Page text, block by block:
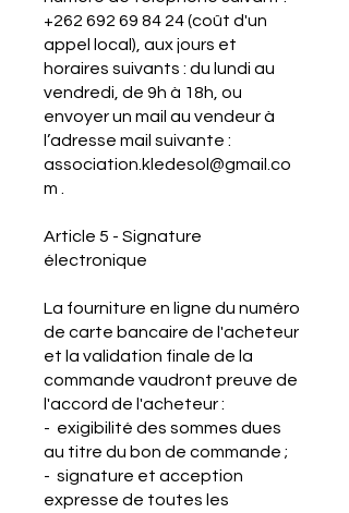
+262 692 69 84 24(coût d'un
appel local), aux jours et
horaires suivants : du lundi au
vendredi, de 9h à 18h, ou
envoyer un mail au vendeur à
l’adresse mail suivante :
association.kledesol@gmail.co
m
Article 5 - Signature
électronique
La fourniture en ligne du numéro
de carte bancaire de l'acheteur
et la validation finale de la
commande vaudront preuve de
l'accord de l'acheteur :
- exigibilité des sommes dues
au titre du bon de commande ;
- signature et acception
expresse de toutes les